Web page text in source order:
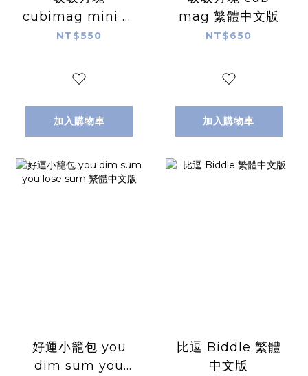
cubimag mini 攜
帶版 繁體中文版
NT$550
加入購物車
mag 繁體中文版
NT$650
加入購物車
好運小籠包 you
dim sum you
比逗 Biddle 繁體
中文版